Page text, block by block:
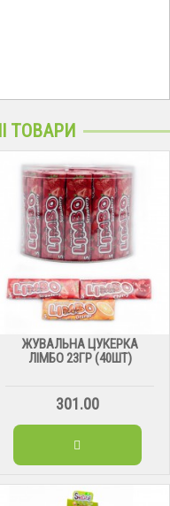
ТОВАРИ
ЖУВАЛЬНА ЦУКЕРКА
ЛІМБО 23ГР (40ШТ)
301.00